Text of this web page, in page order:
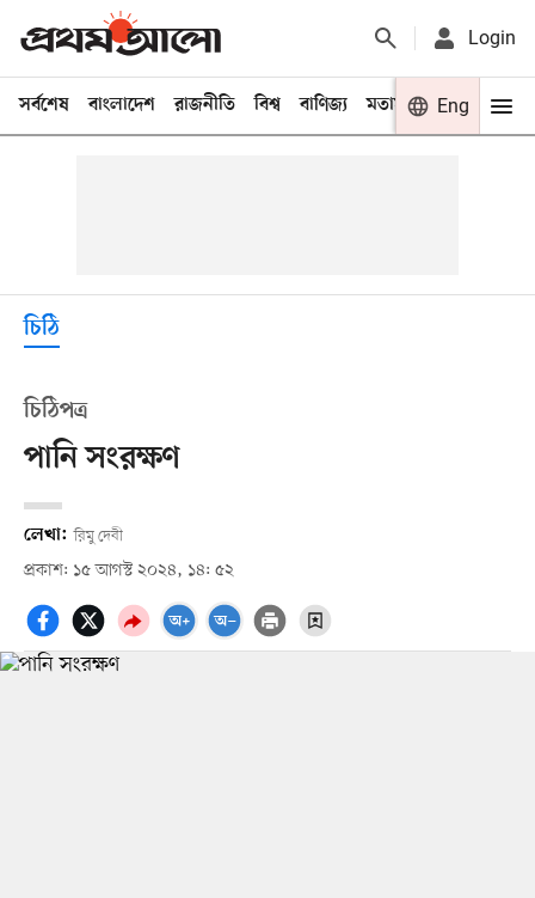
Login
সর্বশেষ বাংলাদেশ রাজনীতি বিশ্ব বাণিজ্য মতামত খেলা
Eng
চিঠি
চিঠিপত্র
পানি সংরক্ষণ
লেখা: রিমু দেবী
প্রকাশ: ১৫ আগস্ট ২০২৪, ১৪: ৫২